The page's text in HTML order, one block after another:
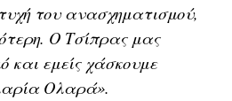
του ανασχηματισμού,
Ο Τσίπρας μας
και εμείς χάσκουμε
Ολαρά».